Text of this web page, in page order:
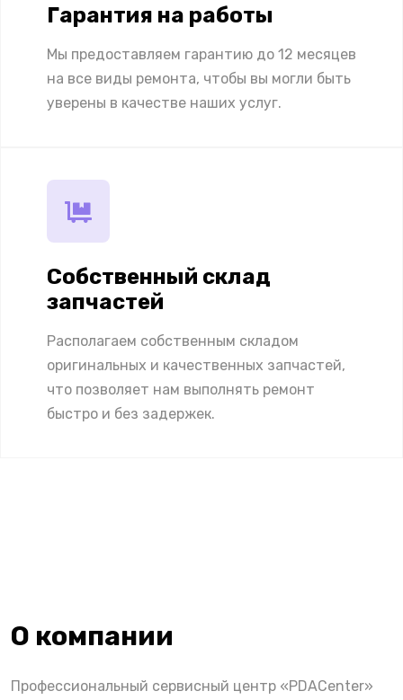
Гарантия на работы
Мы предоставляем гарантию до 12 месяцев
на все виды ремонта, чтобы вы могли быть
уверены в качестве наших услуг.
Собственный склад
запчастей
Располагаем собственным складом
оригинальных и качественных запчастей,
что позволяет нам выполнять ремонт
быстро и без задержек.
О компании
Профессиональный сервисный центр «PDACenter»